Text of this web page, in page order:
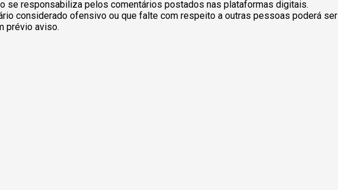
se responsabiliza pelos comentários postados nas plataformas digitais.
considerado ofensivo ou que falte com respeito a outras pessoas poderá ser
prévio aviso.